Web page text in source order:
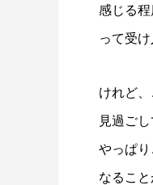
感じる
って受
けれど
見過ご
やっぱ
なること